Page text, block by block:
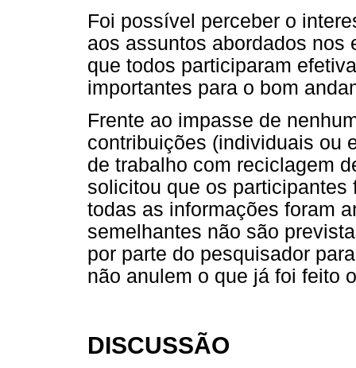
Foi possível perceber o
aos assuntos abordados nos
que todos participaram
importantes para o bom
Frente ao impasse de
contribuições (individuais ou
de trabalho com reciclagem
solicitou que os
todas as informações foram
semelhantes não são
por parte do pesquisador
não anulem o que já foi feito
DISCUSSÃO